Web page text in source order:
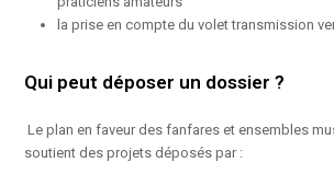
la prise en compte du volet transmission
Qui peut déposer un dossier ?
Le plan en faveur des fanfares et ensembles
soutient des projets déposés par :